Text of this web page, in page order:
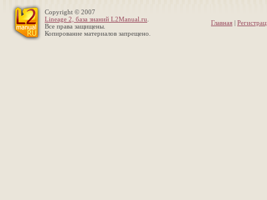
Copyright © 2007
Lineage 2, база знаний L2Manual.ru
Все права защищены.
Копирование материалов запрещено.
Главная |